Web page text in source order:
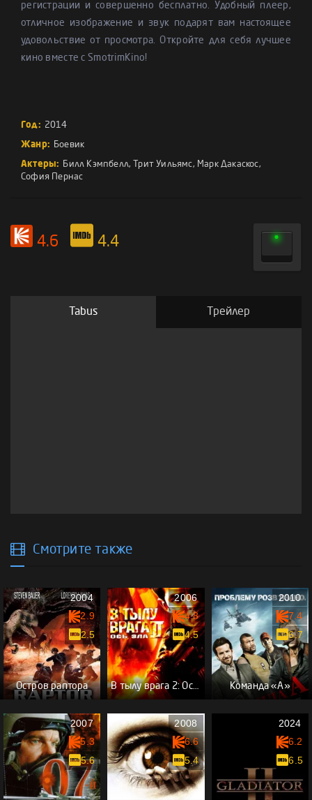
регистрации и совершенно бесплатно. Удобный плеер,
отличное изображение и звук подарят вам настоящее
удовольствие от просмотра. Откройте для себя лучшее
кино вместе с SmotrimKino!
Год: 2014
Жанр: Боевик
Актеры: Билл Кэмпбелл, Трит Уильямс, Марк Дакаскос,
София Пернас
4.6 4.4
Tabus Трейлер
Смотрите также
Остров раптора
2004
2.9
2.5
В тылу врага 2: Ось зла
2006
4.8
4.5
Команда «А»
2010
7.4
6.7
2007
5.3
5.6
2008
6.6
5.4
2024
6.2
6.5